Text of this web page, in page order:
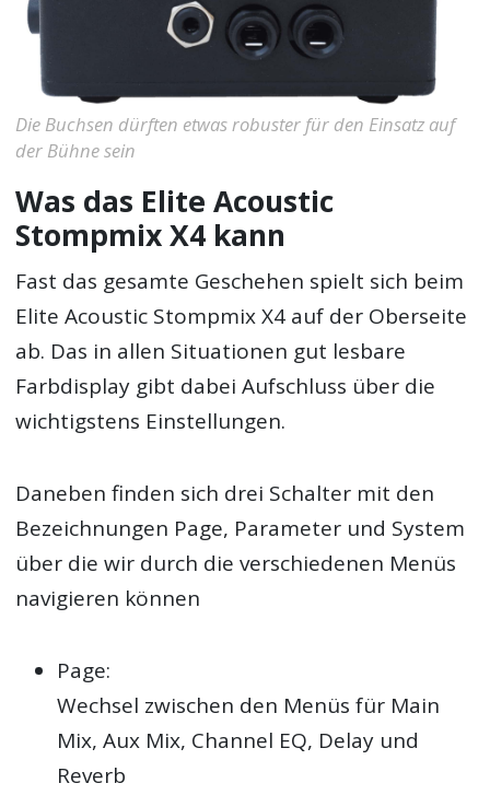
Die Buchsen dürften etwas robuster für den Einsatz auf
der Bühne sein
Was das Elite Acoustic
Stompmix X4 kann
Fast das gesamte Geschehen spielt sich beim
Elite Acoustic Stompmix X4 auf der Oberseite
ab. Das in allen Situationen gut lesbare
Farbdisplay gibt dabei Aufschluss über die
wichtigstens Einstellungen.
Daneben finden sich drei Schalter mit den
Bezeichnungen Page, Parameter und System
über die wir durch die verschiedenen Menüs
navigieren können
Page:
Wechsel zwischen den Menüs für Main
Mix, Aux Mix, Channel EQ, Delay und
Reverb